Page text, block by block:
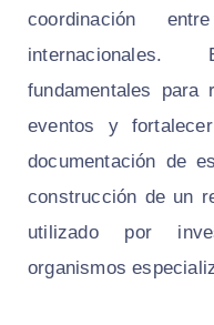
coordinación
fundamentales
eventos y
documentación de
construcción de un
utilizado por
organismos